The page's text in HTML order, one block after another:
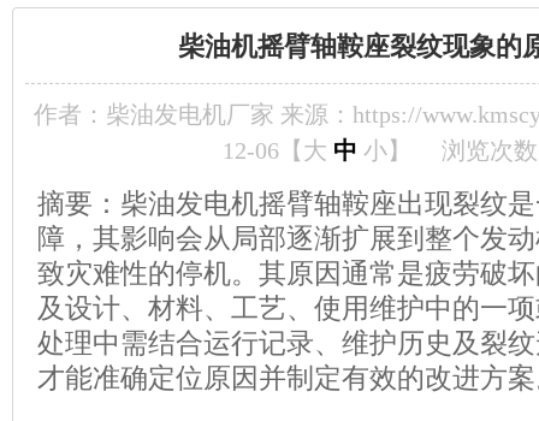
柴油机摇臂轴鞍座裂纹现象的
作者：柴油发电机厂家 来源：https://
12-06【 大 中 小】 浏览次
摘要：柴油发电机摇臂轴鞍座出现裂纹
障，其影响会从局部逐渐扩展到整个发
致灾难性的停机。其原因通常是疲劳破
及设计、材料、工艺、使用维护中的一
处理中需结合运行记录、维护历史及裂
才能准确定位原因并制定有效的改进方